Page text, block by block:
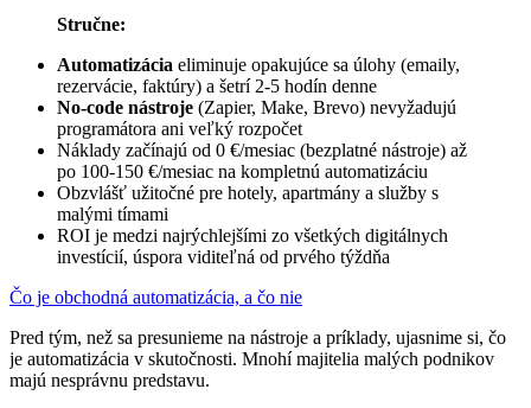
Stručne:
Automatizácia eliminuje opakujúce sa úlohy (emaily,
rezervácie, faktúry) a šetrí 2-5 hodín denne
No-code nástroje (Zapier, Make, Brevo) nevyžadujú
programátora ani veľký rozpočet
Náklady začínajú od 0 €/mesiac (bezplatné nástroje) až
po 100-150 €/mesiac na kompletnú automatizáciu
Obzvlášť užitočné pre hotely, apartmány a služby s
malými tímami
ROI je medzi najrýchlejšími zo všetkých digitálnych
investícií, úspora viditeľná od prvého týždňa
Čo je obchodná automatizácia, a čo nie
Pred tým, než sa presunieme na nástroje a príklady, ujasnime si, čo
je automatizácia v skutočnosti. Mnohí majitelia malých podnikov
majú nesprávnu predstavu.